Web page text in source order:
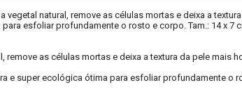
vegetal natural, remove as células mortas e deixa a
esfoliar profundamente o rosto e corpo. Tam.: 14 x 7
remove as células mortas e deixa a textura da pele mais
e super ecológica ótima para esfoliar profundamente o